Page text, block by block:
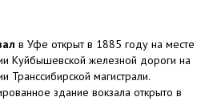
в Уфе открыт в 1885 году на месте
Куйбышевской железной дороги на
Транссибирской магистрали.
здание вокзала открыто в